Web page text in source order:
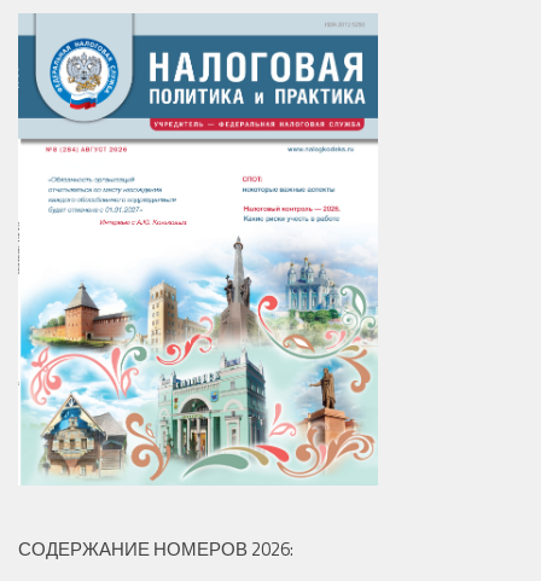
СОДЕРЖАНИЕ НОМЕРОВ 2026: